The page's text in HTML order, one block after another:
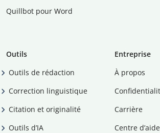
Quillbot pour Word
Outils
Outils de rédaction
Correction linguistique
Citation et originalité
Outils d’IA
Entreprise
À propos
Carrière
Centre d’aide